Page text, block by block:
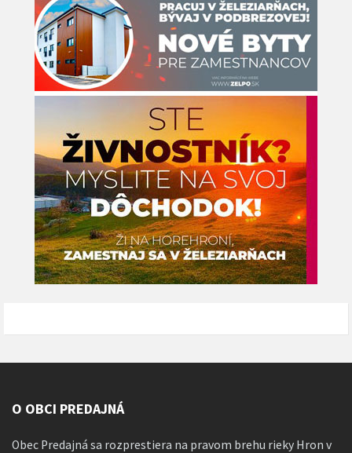
O OBCI PREDAJNÁ
Obec Predajná sa rozprestiera na pravom brehu rieky Hron v